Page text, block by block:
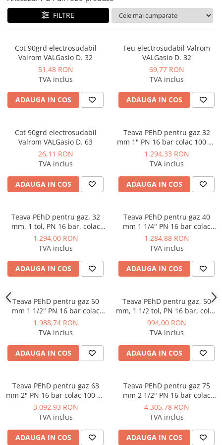
FILTRE
Cot 90grd electrosudabil
Valrom VALGasio D. 32
51,48 RON
TVA inclus
ADAUGA IN COS
Teu electrosudabil Valrom
VALGasio D. 32
69,77 RON
TVA inclus
ADAUGA IN COS
Cot 90grd electrosudabil
Valrom VALGasio D. 63
26,11 RON
TVA inclus
ADAUGA IN COS
Teava PEhD pentru gaz 32
mm 1" PN 16 bar colac 100 ml
PE100 SDR11
1.294,33 RON
TVA inclus
ADAUGA IN COS
Teava PEhD pentru gaz, 32
mm, 1 tol, PN 16 bar, colac
200 ml, PE100 SDR11
1.294,00 RON
TVA inclus
ADAUGA IN COS
Teava PEhD pentru gaz 40
mm 1 1/4" PN 16 bar colac
100 ml PE100 SDR11
1.284,88 RON
TVA inclus
ADAUGA IN COS
Teava PEhD pentru gaz 50
mm 1 1/2" PN 16 bar colac
100 ml PE100 SDR11
1.988,74 RON
TVA inclus
ADAUGA IN COS
Teava PEhD pentru gaz, 50
mm, 1 1/2 tol, PN 16 bar, colac
250 ml, PE100 SDR11
994,00 RON
TVA inclus
ADAUGA IN COS
Teava PEhD pentru gaz 63
mm 2" PN 16 bar colac 100 ml
PE100 SDR11
3.092,93 RON
TVA inclus
ADAUGA IN COS
Teava PEhD pentru gaz 75
mm 2 1/2" PN 16 bar colac
100 ml PE100 SDR11
4.305,78 RON
TVA inclus
ADAUGA IN COS